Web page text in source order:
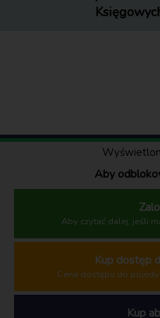
Aby
Aby czytać dalej, jeśli
Kup dostęp
Cena dostępu do
Kup